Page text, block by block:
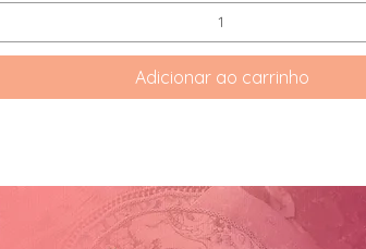
Adicionar ao carrinho